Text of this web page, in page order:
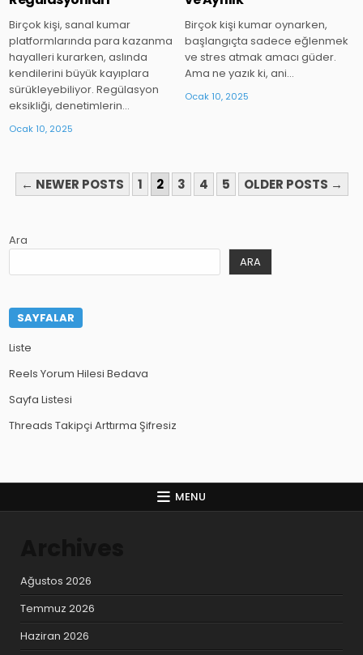
Birçok kişi, sanal kumar
platformlarında para kazanma
hayalleri kurarken, aslında
kendilerini büyük kayıplara
sürükleyebiliyor. Regülasyon
eksikliği, denetimlerin…
Ocak 10, 2025
Birçok kişi kumar oynarken,
başlangıçta sadece eğlenmek
ve stres atmak amacı güder.
Ama ne yazık ki, ani…
Ocak 10, 2025
YAZI
SAYFALAMASI
← NEWER POSTS 1 2 3 4 5 OLDER POSTS →
Ara
ARA
SAYFALAR
Liste
Reels Yorum Hilesi Bedava
Sayfa Listesi
Threads Takipçi Arttırma Şifresiz
MENU
Ağustos 2026
Temmuz 2026
Haziran 2026